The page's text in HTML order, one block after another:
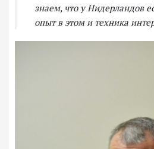
знаем, что у Нидерландов
опыт в этом и техника